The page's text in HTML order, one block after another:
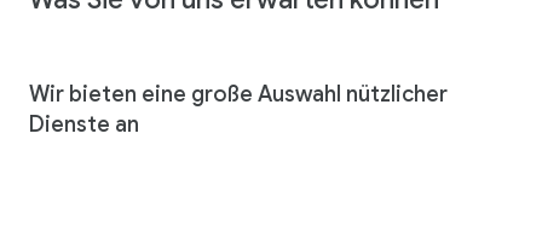
Wir bieten eine große Auswahl nützlicher
Dienste an